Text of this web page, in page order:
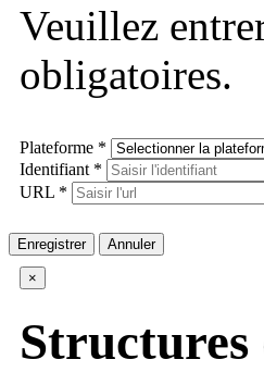
Veuillez
obligatoires.
Plateforme *
Identifiant *
URL *
Enregistrer Annuler
×
Structures